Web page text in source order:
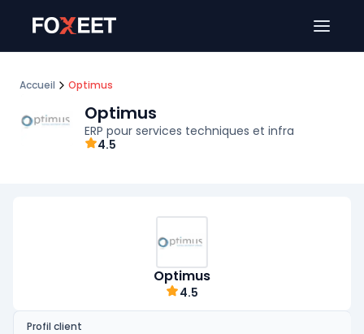
Accueil Optimus
Optimus
ERP pour services techniques et infra
4.5
Optimus
4.5
Profil client